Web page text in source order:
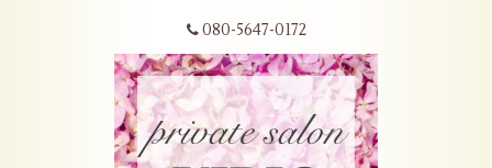
080-5647-0172